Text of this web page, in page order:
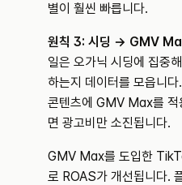
별이 훨씬 빠릅니다.
원칙 3: 시딩 → GMV
일은 오가닉 시딩에 집중
하는지 데이터를 모읍니
콘텐츠에 GMV Max를 적
면 광고비만 소진됩니다.
GMV Max를 도입한
로 ROAS가 개선됩니다.